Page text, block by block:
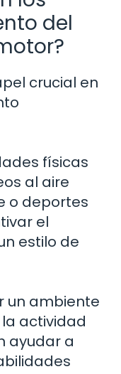
del
crucial en
físicas
al aire
o deportes
el
estilo de
un ambiente
actividad
ayudar a